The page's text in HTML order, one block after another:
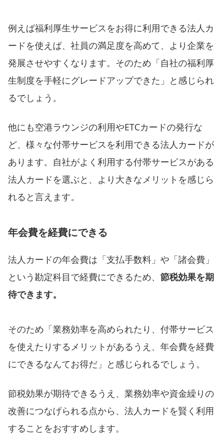
例えば福利厚生サービスをお得に利用できる法人カ
ードを使えば、社員の満足度を高めて、より企業を
発展させやすくなります。そのため「自社の福利厚
生制度を手軽にグレードアップできた」と感じられ
るでしょう。
他にも空港ラウンジの利用やETCカードの発行な
ど、様々な付帯サービスを利用できる法人カードが
あります。自社がよく利用する付帯サービスがある
法人カードを選ぶと、より大きなメリットを感じら
れると言えます。
年会費を経費にできる
法人カードの年会費は「支払手数料」や「諸会費」
という勘定科目で経費にできるため、 節税効果を期
待できます。
そのため「業務効率を高められたり、付帯サービス
を使えたりするメリットがあるうえ、年会費を経費
にできるなんてお得だ」と感じられるでしょう。
節税効果が期待できるうえ、業務効率や資金繰りの
改善につなげられる点から、法人カードを賢く利用
することをおすすめします。